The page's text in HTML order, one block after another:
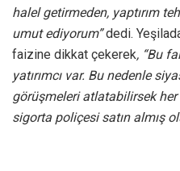
halel getirmeden, yaptırım
umut ediyorum”dedi.
faizine dikkat çekerek, “Bu
yatırımcı var. Bu nedenle
görüşmeleri atlatabilirsek
sigorta poliçesi satın almış